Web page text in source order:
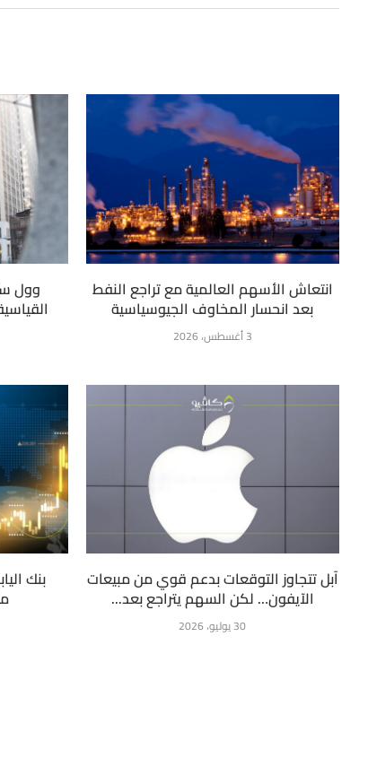
وول انتعاش الأسهم العالمية مع تراجع النفط
بعد انحسار المخاوف الجيوسياسية
3 أغسطس، 2026
بنك آبل تتجاوز التوقعات بدعم قوي من مبيعات
الآيفون… لكن السهم يتراجع بعد...
30 يوليو، 2026